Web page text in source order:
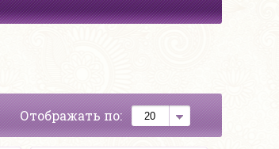
Отображать по: